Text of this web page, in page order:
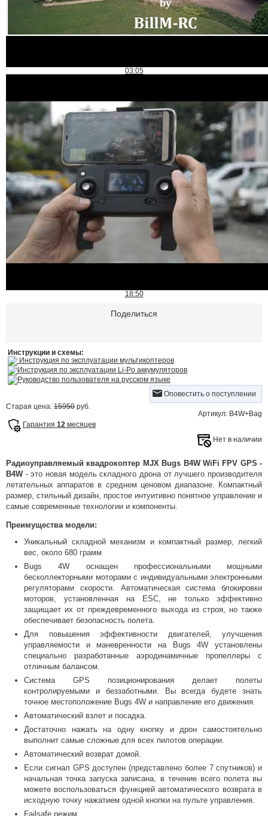
03:05
18:50
Поделиться
Инструкции и схемы:
Инструкция по эксплуатации мультикоптеров
Инструкция по эксплуатации Li-Po аккумуляторов
Руководство пользователя на русском языке
Оповестить о поступлении
Старая цена: 15950 руб.
Артикул: B4W+Bag
Гарантия 12 месяцев
Нет в наличии
Радиоуправляемый квадрокоптер MJX Bugs B4W WiFi FPV GPS -
B4W- это новая модель складного дрона от лучшего производителя
летательных аппаратов в среднем ценовом диапазоне. Компактный
размер, стильный дизайн, простое интуитивно понятное управление и
самые современные технологии и компоненты.
Преимущества модели:
Уникальный складной механизм и компактный размер, легкий
вес, около 680 грамм
Bugs 4W оснащен профессиональными мощными
бесколлекторными моторами с индивидуальными электронными
регуляторами скорости. Автоматическая система блокировки
моторов, установленная на ESC, не только эффективно
защищает их от преждевременного выхода из строя, но также
обеспечивает безопасность полета.
Для повышения эффективности двигателей, улучшения
управляемости и маневренности на Bugs 4W установлены
специально разработанные аэродинамичные пропеллеры с
отличным балансом.
Система GPS позиционирования делает полеты
контролируемыми и беззаботными. Вы всегда будете знать
точное местоположение Bugs 4W и направление его движения.
Автоматический взлет и посадка.
Достаточно нажать на одну кнопку и дрон самостоятельно
выполнит самые сложные для всех пилотов операции.
Автоматический возврат домой.
Если сигнал GPS доступен (представлено более 7 спутников) и
начальная точка запуска записана, в течение всего полета вы
можете воспользоваться функцией автоматического возврата в
исходную точку нажатием одной кнопки на пульте управления.
Failsafe режим.